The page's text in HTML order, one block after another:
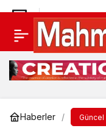
Haberler Güncel
ALANYA
BARINAĞINDAKİ
Yorum Yap